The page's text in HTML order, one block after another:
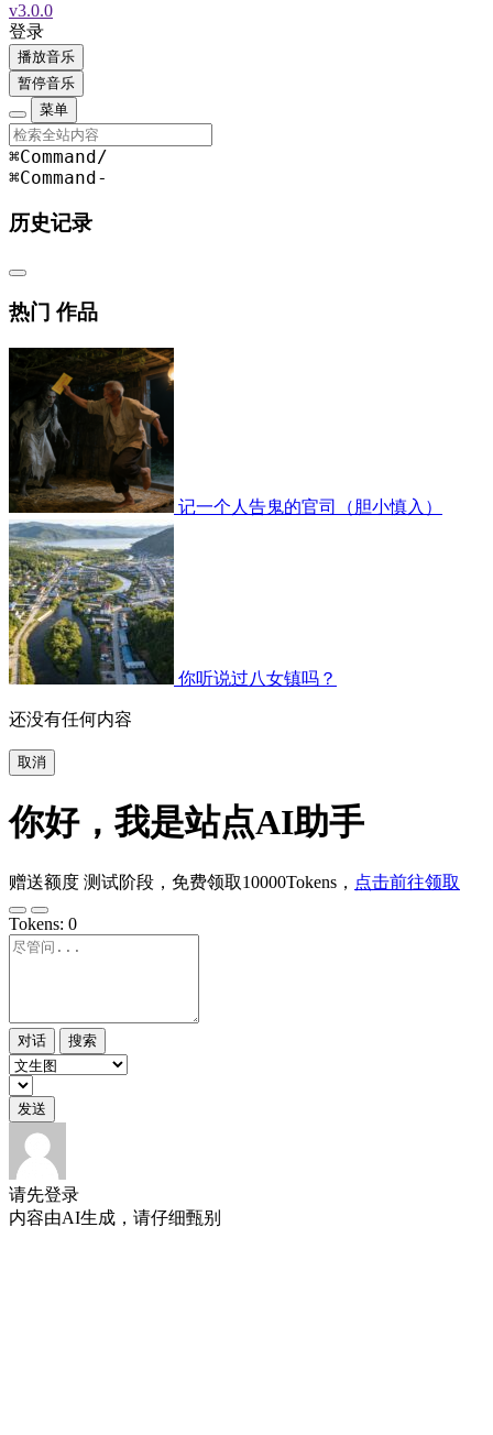
v3.0.0
登录
播放音乐
暂停音乐
菜单
⌘Command/
⌘Command-
历史记录
热门 作品
记一个人告鬼的官司（胆小慎入）
你听说过八女镇吗？
还没有任何内容
取消
你好，我是站点AI助手
赠送额度 测试阶段，免费领取10000Tokens， 点击前往领取
Tokens: 0
对话 搜索
发送
请先登录
内容由AI生成，请仔细甄别